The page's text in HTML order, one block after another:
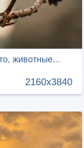
животные...
2160x3840